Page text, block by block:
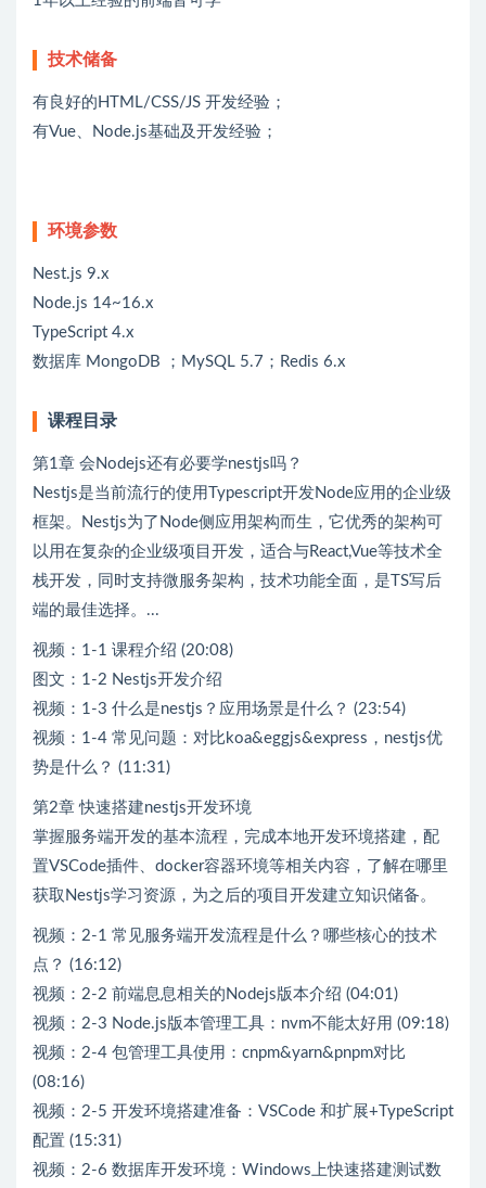
技术储备
有良好的HTML/CSS/JS 开发经验；
有Vue、Node.js基础及开发经验；
环境参数
Nest.js 9.x
Node.js 14~16.x
TypeScript 4.x
数据库 MongoDB ；MySQL 5.7；Redis 6.x
课程目录
第1章 会Nodejs还有必要学nestjs吗？
Nestjs是当前流行的使用Typescript开发Node应用的企业级
框架。Nestjs为了Node侧应用架构而生，它优秀的架构可
以用在复杂的企业级项目开发，适合与React,Vue等技术全
栈开发，同时支持微服务架构，技术功能全面，是TS写后
端的最佳选择。...
视频：1-1 课程介绍 (20:08)
图文：1-2 Nestjs开发介绍
视频：1-3 什么是nestjs？应用场景是什么？ (23:54)
视频：1-4 常见问题：对比koa&eggjs&express，nestjs优
势是什么？ (11:31)
第2章 快速搭建nestjs开发环境
掌握服务端开发的基本流程，完成本地开发环境搭建，配
置VSCode插件、docker容器环境等相关内容，了解在哪里
获取Nestjs学习资源，为之后的项目开发建立知识储备。
视频：2-1 常见服务端开发流程是什么？哪些核心的技术
点？ (16:12)
视频：2-2 前端息息相关的Nodejs版本介绍 (04:01)
视频：2-3 Node.js版本管理工具：nvm不能太好用 (09:18)
视频：2-4 包管理工具使用：cnpm&yarn&pnpm对比
(08:16)
视频：2-5 开发环境搭建准备：VSCode 和扩展+TypeScript
配置 (15:31)
视频：2-6 数据库开发环境：Windows上快速搭建测试数